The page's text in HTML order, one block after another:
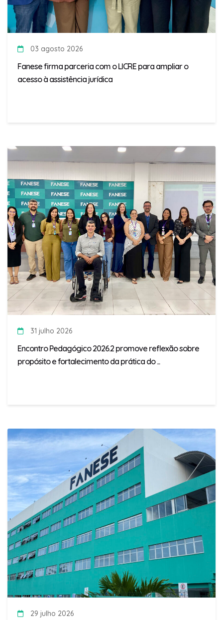
03 agosto 2026
Fanese firma parceria com o LICRE para ampliar o
acesso à assistência jurídica
31 julho 2026
Encontro Pedagógico 2026.2 promove reflexão sobre
propósito e fortalecimento da prática do ...
29 julho 2026